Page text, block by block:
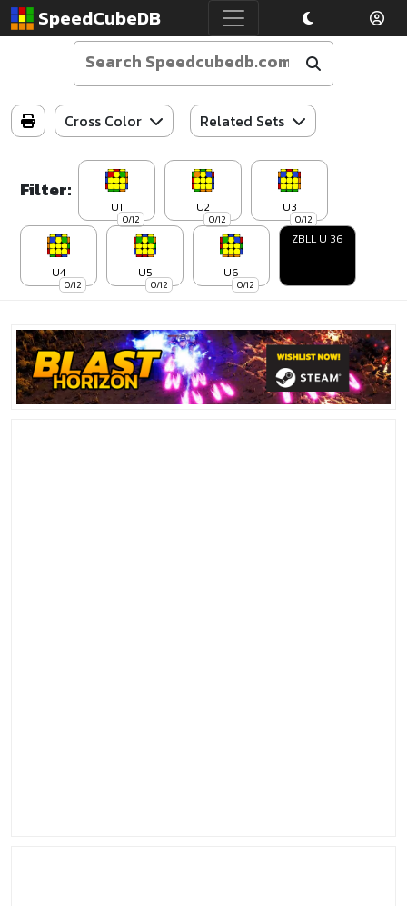
SpeedCubeDB
Cross Color Related Sets
Filter:
0/12
U1
0/12
U2
0/12
U3
0/12
U4
0/12
U5
0/12
U6
ZBLL U 36